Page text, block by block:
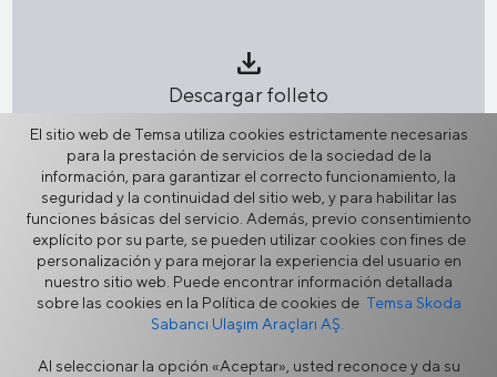
download
Descargar folleto
network_node
Compartir
El sitio web de Temsa utiliza cookies estrictamente necesarias
para la prestación de servicios de la sociedad de la
información, para garantizar el correcto funcionamiento, la
seguridad y la continuidad del sitio web, y para habilitar las
funciones básicas del servicio. Además, previo consentimiento
explícito por su parte, se pueden utilizar cookies con fines de
personalización y para mejorar la experiencia del usuario en
nuestro sitio web. Puede encontrar información detallada
sobre las cookies en la Política de cookies de Temsa Skoda
Sabancı Ulaşım Araçları AŞ.
Al seleccionar la opción «Aceptar», usted reconoce y da su